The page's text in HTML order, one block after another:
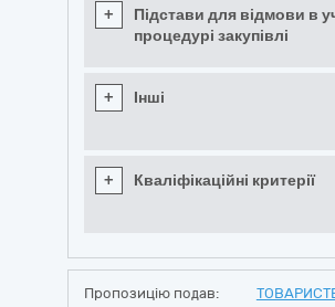
+
Підстави для відмови в
процедурі закупівлі
+ Інші
+ Кваліфікаційні критерії
Пропозицію подав: